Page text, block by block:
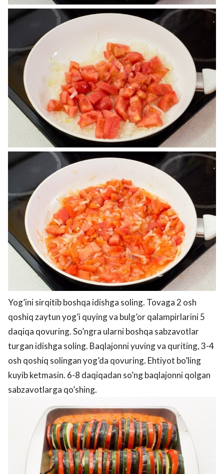
Yog’ini sirqitib boshqa idishga soling. Tovaga 2 osh
qoshiq zaytun yog’i quying va bulg’or qalampirlarini 5
daqiqa qovuring. So’ngra ularni boshqa sabzavotlar
turgan idishga soling. Baqlajonni yuving va quriting, 3-4
osh qoshiq solingan yog’da qovuring. Ehtiyot bo’ling
kuyib ketmasin. 6-8 daqiqadan so’ng baqlajonni qolgan
sabzavotlarga qo’shing.